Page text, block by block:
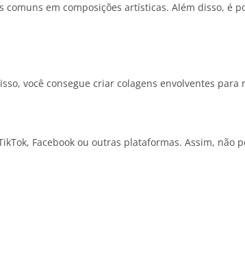
em composições artísticas. Além disso, é
você consegue criar colagens envolventes para
Facebook ou outras plataformas. Assim, não